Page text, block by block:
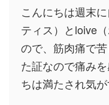
こんにちは週末
ティス）とloive
ので、筋肉痛で
た証なので痛み
ちは満たされ気